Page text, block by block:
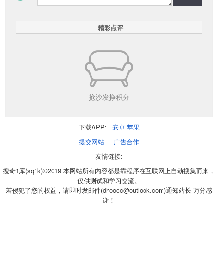
精彩点评
抢沙发挣积分
下载APP: 安卓 苹果
提交网站
广告合作
友情链接:
搜奇1库(sq1k)©2019 本网站所有内容都是靠程序在互联网上自动搜集而来，
仅供测试和学习交流。
若侵犯了您的权益，请即时发邮件(dhoocc@outlook.com)通知站长 万分感
谢！